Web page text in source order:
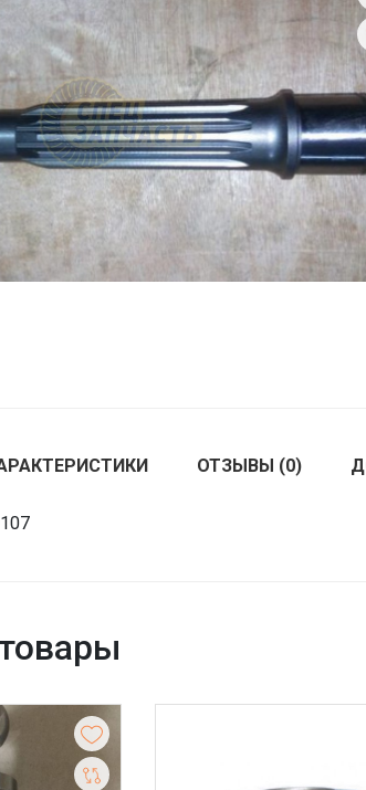
SANY
SHANTUI
SUMITOMO
JOHN DEERE
ОТЗЫВЫ (0)